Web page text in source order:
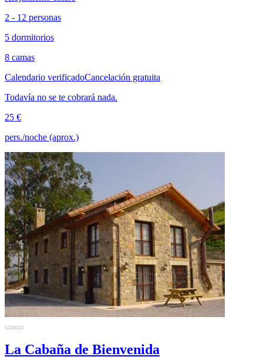
2 - 12 personas
5 dormitorios
8 camas
Calendario verificadoCancelación gratuita
Todavía no se te cobrará nada.
25 €
pers./noche (aprox.)
La Cabaña de Bienvenida